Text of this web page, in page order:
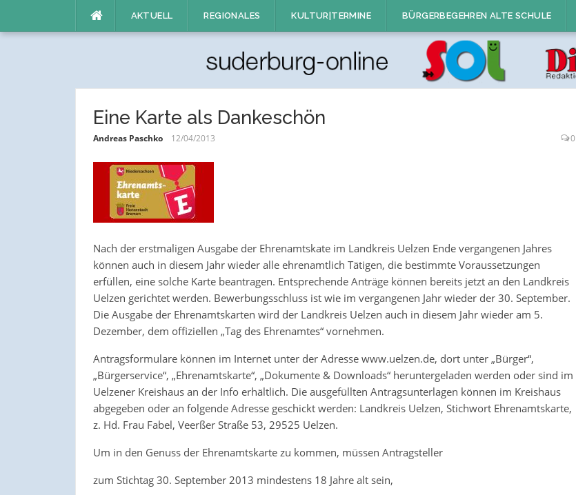
AKTUELL REGIONALES KULTUR|TERMINE BÜRGERBEGEHREN ALTE SCHULE
Eine Karte als Dankeschön
Andreas Paschko 12/04/2013 0
Nach der erstmaligen Ausgabe der Ehrenamtskate im Landkreis Uelzen Ende vergangenen Jahres
können auch in diesem Jahr wieder alle ehrenamtlich Tätigen, die bestimmte Voraussetzungen
erfüllen, eine solche Karte beantragen. Entsprechende Anträge können bereits jetzt an den Landkreis
Uelzen gerichtet werden. Bewerbungsschluss ist wie im vergangenen Jahr wieder der 30. September.
Die Ausgabe der Ehrenamtskarten wird der Landkreis Uelzen auch in diesem Jahr wieder am 5.
Dezember, dem offiziellen „Tag des Ehrenamtes“ vornehmen.
Antragsformulare können im Internet unter der Adresse www.uelzen.de, dort unter „Bürger“,
„Bürgerservice“, „Ehrenamtskarte“, „Dokumente & Downloads“ heruntergeladen werden oder sind im
Uelzener Kreishaus an der Info erhältlich. Die ausgefüllten Antragsunterlagen können im Kreishaus
abgegeben oder an folgende Adresse geschickt werden: Landkreis Uelzen, Stichwort Ehrenamtskarte,
z. Hd. Frau Fabel, Veerßer Straße 53, 29525 Uelzen.
Um in den Genuss der Ehrenamtskarte zu kommen, müssen Antragsteller
zum Stichtag 30. September 2013 mindestens 18 Jahre alt sein,